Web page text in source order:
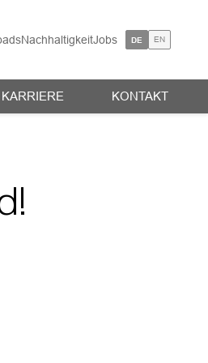
NachhaltigkeitJobs DE EN
KARRIERE KONTAKT